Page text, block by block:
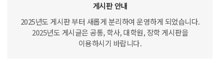
게시판 안내
2025년도 게시판 부터 새롭게 분리하여 운영하게 되었습니다.
2025년도 게시글은 공통, 학사, 대학원, 장학 게시판을
이용하시기 바랍니다.